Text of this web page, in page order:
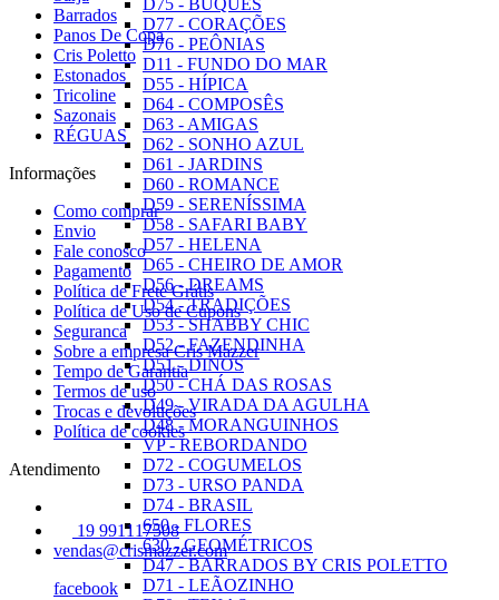
D75 - BUQUÊS
D77 - CORAÇÕES
D76 - PEÔNIAS
D11 - FUNDO DO MAR
D55 - HÍPICA
D64 - COMPOSÊS
D63 - AMIGAS
D62 - SONHO AZUL
D61 - JARDINS
D60 - ROMANCE
D59 - SERENÍSSIMA
D58 - SAFARI BABY
D57 - HELENA
D65 - CHEIRO DE AMOR
D56 - DREAMS
D54 - TRADIÇÕES
D53 - SHABBY CHIC
D52 - FAZENDINHA
D51 - DINOS
D50 - CHÁ DAS ROSAS
D49 - VIRADA DA AGULHA
D48 - MORANGUINHOS
VP - REBORDANDO
D72 - COGUMELOS
D73 - URSO PANDA
D74 - BRASIL
650 - FLORES
630 - GEOMÉTRICOS
D47 - BARRADOS BY CRIS POLETTO
D71 - LEÃOZINHO
Barrados
Panos De Copa
Cris Poletto
Estonados
Tricoline
Sazonais
RÉGUAS
Informações
Como comprar
Envio
Fale conosco
Pagamento
Política de Frete Grátis
Política de Uso de Cupons
Seguranca
Sobre a empresa Cris Mazzer
Tempo de Garantia
Termos de uso
Trocas e devoluções
Política de cookies
Atendimento
19 991117508
vendas@crismazzer.com
facebook